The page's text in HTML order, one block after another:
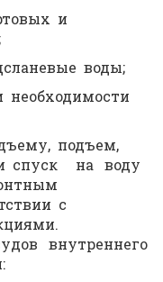
и
воды;
подъем,
и спуск на воду
с
внутреннего